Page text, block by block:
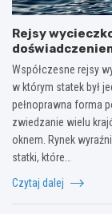
Rejsy
Współczesne rejsy
w którym statek był
pełnoprawna forma
zwiedzanie wielu
oknem. Rynek
statki, które…
Czytaj dalej